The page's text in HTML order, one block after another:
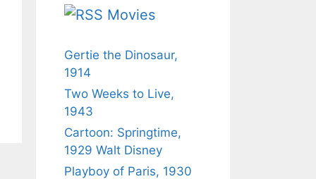
Movies
Gertie the Dinosaur,
1914
Two Weeks to Live,
1943
Cartoon: Springtime,
1929 Walt Disney
Playboy of Paris, 1930